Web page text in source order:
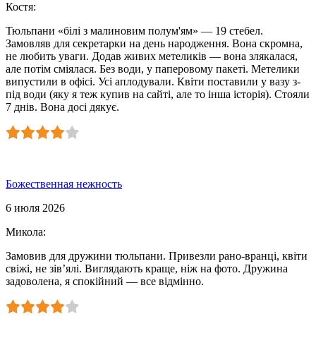
Костя:
Тюльпани «білі з малиновим полум'ям» — 19 стебел.
Замовляв для секретарки на день народження. Вона скромна,
не любить уваги. Додав живих метеликів — вона злякалася,
але потім сміялася. Без води, у паперовому пакеті. Метелики
випустили в офісі. Усі аплодували. Квіти поставили у вазу з-
під води (яку я теж купив на сайті, але то інша історія). Стояли
7 днів. Вона досі дякує.
Божественная нежность
6 июля 2026
Микола:
Замовив для дружини тюльпани. Привезли рано-вранці, квіти
свіжі, не зів’ялі. Виглядають краще, ніж на фото. Дружина
задоволена, я спокійний — все відмінно.